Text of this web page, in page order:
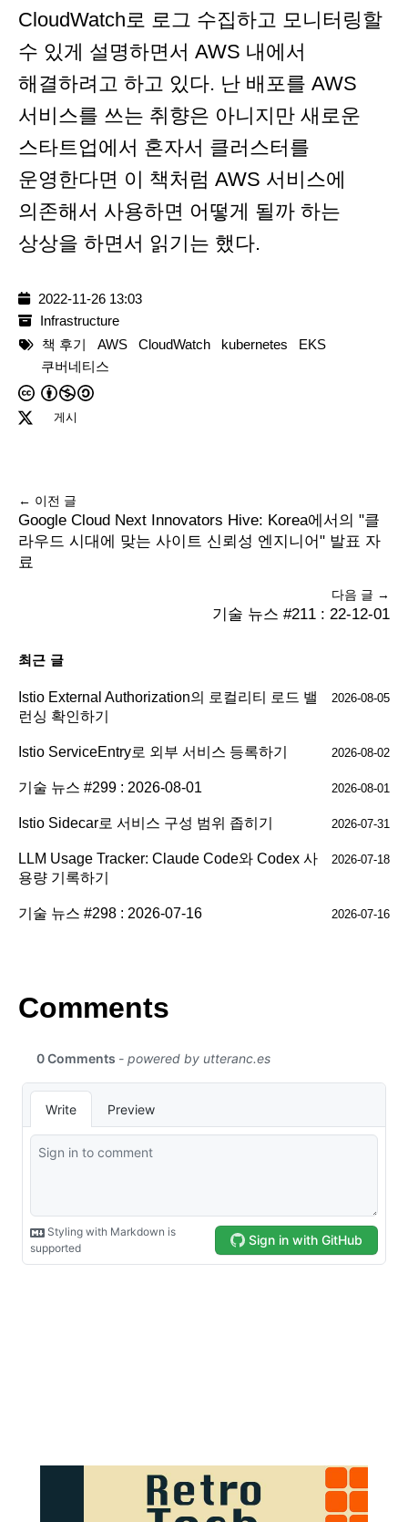
CloudWatch로 로그 수집하고 모니터링할
수 있게 설명하면서 AWS 내에서
해결하려고 하고 있다. 난 배포를 AWS
서비스를 쓰는 취향은 아니지만 새로운
스타트업에서 혼자서 클러스터를
운영한다면 이 책처럼 AWS 서비스에
의존해서 사용하면 어떻게 될까 하는
상상을 하면서 읽기는 했다.
2022-11-26 13:03
Infrastructure
책 후기
AWS CloudWatch kubernetes
EKS
쿠버네티스
게시
← 이전 글
Google Cloud Next Innovators Hive: Korea에서의 "클
라우드 시대에 맞는 사이트 신뢰성 엔지니어" 발표 자
료
다음 글 →
기술 뉴스 #211 : 22-12-01
최근 글
Istio External Authorization의 로컬리티 로드 밸
런싱 확인하기
2026-08-05
Istio ServiceEntry로 외부 서비스 등록하기 2026-08-02
기술 뉴스 #299 : 2026-08-01 2026-08-01
Istio Sidecar로 서비스 구성 범위 좁히기 2026-07-31
LLM Usage Tracker: Claude Code와 Codex 사
용량 기록하기
2026-07-18
기술 뉴스 #298 : 2026-07-16 2026-07-16
Comments